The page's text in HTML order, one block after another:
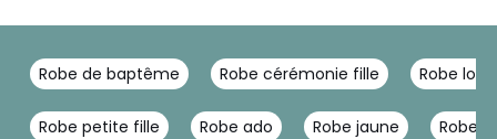
Robe de baptême Robe cérémonie fille Robe
Robe petite fille Robe ado Robe jaune Robe